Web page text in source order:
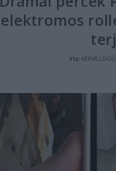
elektromos
Írta: KÉKVILLOGÓ